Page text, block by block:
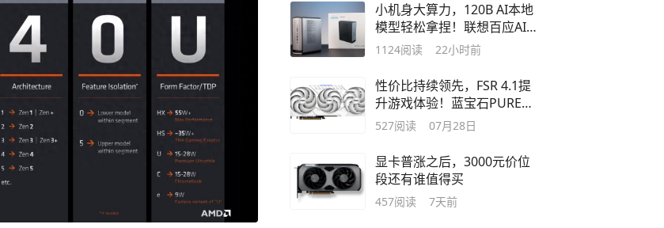
小机身大算力，120B AI本地
模型轻松拿捏！联想百应AI主
机300测评
1124阅读 22小时前
性价比持续领先，FSR 4.1提
升游戏体验！蓝宝石PURE极
地RX 9070 XT重新定义战未来
527阅读 07月28日
显卡普涨之后，3000元价位
段还有谁值得买
457阅读 7天前